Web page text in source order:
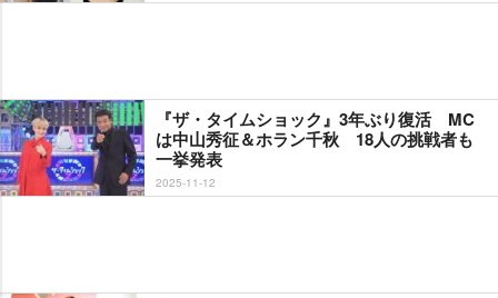
『ザ・タイムショック』3年ぶり復活 MC
は中山秀征＆ホラン千秋 18人の挑戦者も
一挙発表
2025-11-12